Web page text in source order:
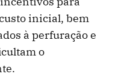
inicial, bem
à perfuração e
o